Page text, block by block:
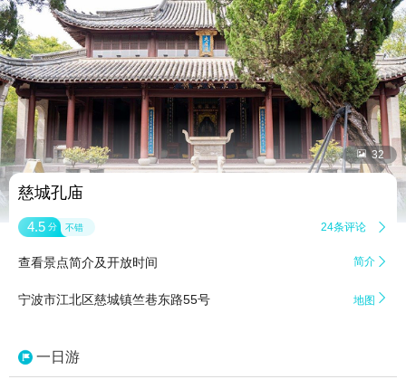
 32
慈城孔庙
4.5 分 不错 24条评论 
查看景点简介及开放时间 简介 
宁波市江北区慈城镇竺巷东路55号 地图 
一日游
